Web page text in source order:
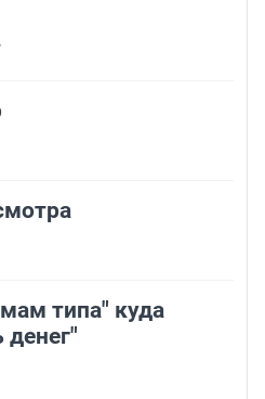
типа" куда
денег"